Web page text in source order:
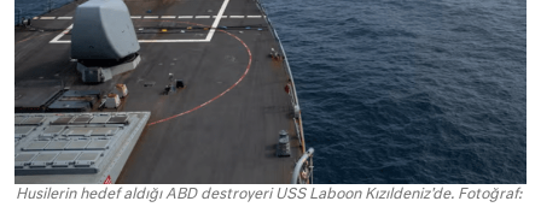
Husilerin hedef aldığı ABD destroyeri USS Laboon Kızıldeniz'de. Fotoğraf: